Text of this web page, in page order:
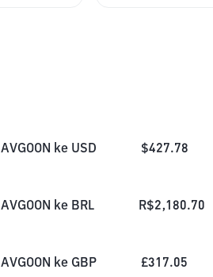
AVGOON ke USD $427.78
AVGOON ke BRL R$2,180.70
AVGOON ke GBP £317.05